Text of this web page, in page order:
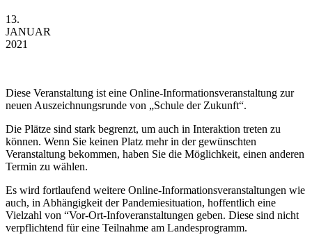
13.
JANUAR
2021
Diese Veranstaltung ist eine Online-Informationsveranstaltung zur
neuen Auszeichnungsrunde von „Schule der Zukunft“.
Die Plätze sind stark begrenzt, um auch in Interaktion treten zu
können. Wenn Sie keinen Platz mehr in der gewünschten
Veranstaltung bekommen, haben Sie die Möglichkeit, einen anderen
Termin zu wählen.
Es wird fortlaufend weitere Online-Informationsveranstaltungen wie
auch, in Abhängigkeit der Pandemiesituation, hoffentlich eine
Vielzahl von “Vor-Ort-Infoveranstaltungen geben. Diese sind nicht
verpflichtend für eine Teilnahme am Landesprogramm.